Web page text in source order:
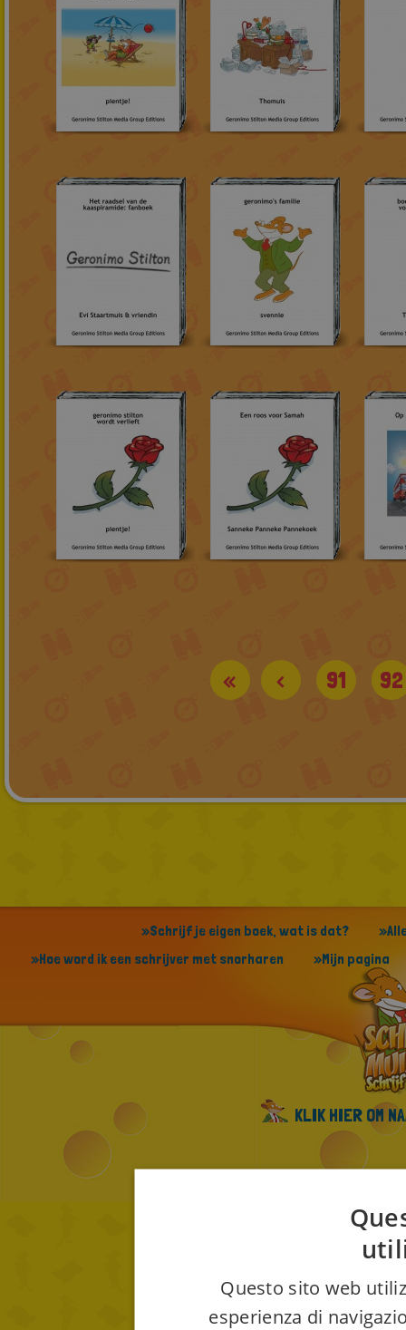
« < 91 92
»Schrijf je eigen boek, wat is dat?
»Hoe word ik een schrijver met snorharen
»Mijn pagina
KLIK HIER OM
Questo sito web
esperienza di